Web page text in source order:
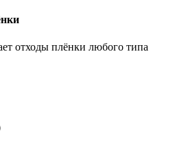
отходы плёнки любого типа